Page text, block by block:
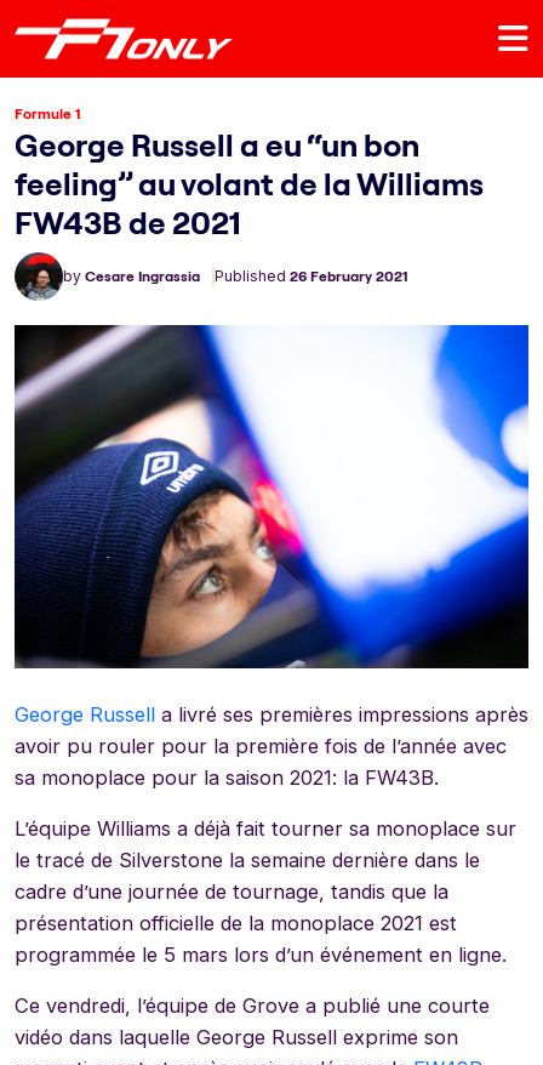
Formule 1
George Russell a eu “un bon
feeling” au volant de la Williams
FW43B de 2021
by Cesare Ingrassia Published 26 February 2021
George Russell a livré ses premières impressions après
avoir pu rouler pour la première fois de l’année avec
sa monoplace pour la saison 2021: la FW43B.
L’équipe Williams a déjà fait tourner sa monoplace sur
le tracé de Silverstone la semaine dernière dans le
cadre d’une journée de tournage, tandis que la
présentation officielle de la monoplace 2021 est
programmée le 5 mars lors d’un événement en ligne.
Ce vendredi, l’équipe de Grove a publié une courte
vidéo dans laquelle George Russell exprime son